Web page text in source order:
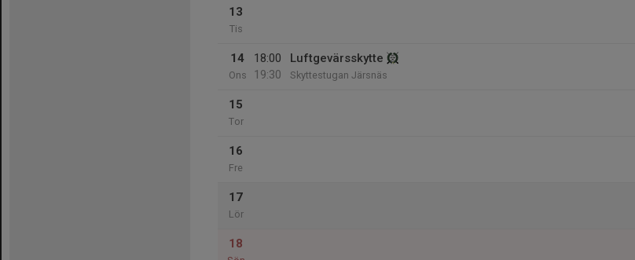
13
Tis
14
Ons
18:00
19:30
Luftgevärsskytte
Skyttestugan Järsnäs
15
Tor
16
Fre
17
Lör
18